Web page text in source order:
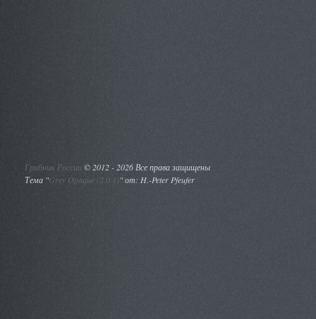
Грибник России ©2012 - 2026 Все права защищены
Тема "Grey Opaque (2.0.1)" от: H.-Peter Pfeufer